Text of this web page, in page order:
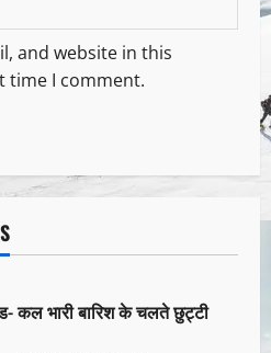
and website in this
time I comment.
कल भारी बारिश के चलते छुट्टी